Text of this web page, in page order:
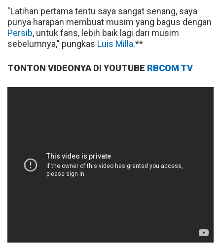
"Latihan pertama tentu saya sangat senang, saya
punya harapan membuat musim yang bagus dengan
Persib, untuk fans, lebih baik lagi dari musim
sebelumnya," pungkas Luis Milla.**
TONTON VIDEONYA DI YOUTUBE RBCOM TV